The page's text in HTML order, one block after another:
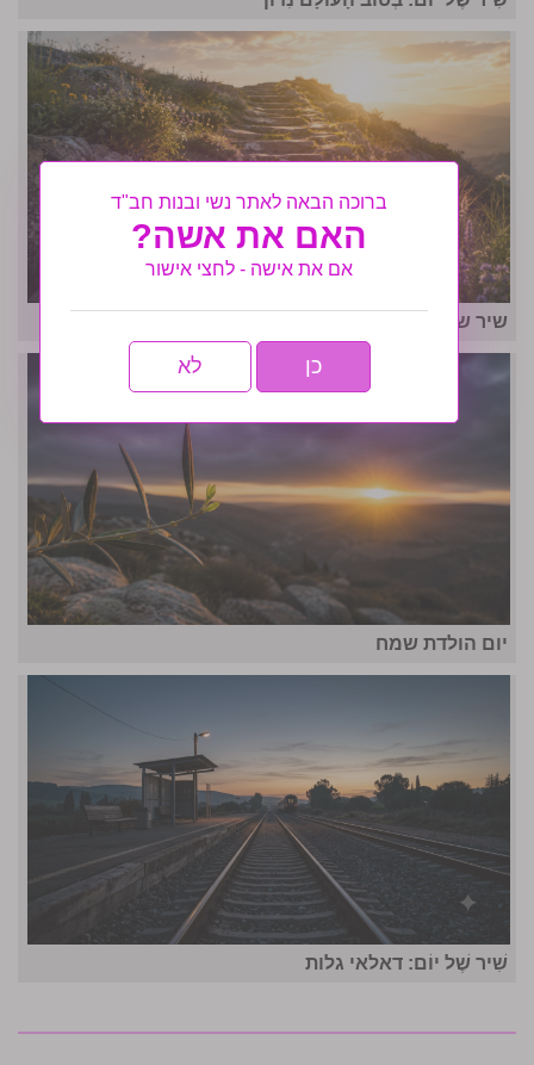
שיר של יום: חסיד
יום הולדת שמח
שִׁיר שֶׁל יוֹם: דאלאי גלות
ברוכה הבאה לאתר נשי ובנות חב"ד
האם את אשה?
אם את אישה - לחצי אישור
כן לא